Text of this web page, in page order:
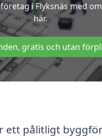
i Flyksnäs med
här.
gratis och utan
ett pålitligt